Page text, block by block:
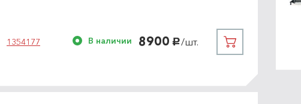
1354177 В наличии 8900 руб./шт.